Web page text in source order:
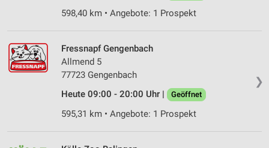
598,40 km • Angebote: 1 Prospekt
❯
Fressnapf Gengenbach
Allmend 5
77723 Gengenbach
Heute 09:00 - 20:00 Uhr |
Geöffnet
595,31 km • Angebote: 1 Prospekt
Messung der Werbeleistung
Analyse von Zielgruppen durch Statistiken oder
Kombinationen von Daten aus verschiedenen
Entwicklung und Verbesserung der Angebote